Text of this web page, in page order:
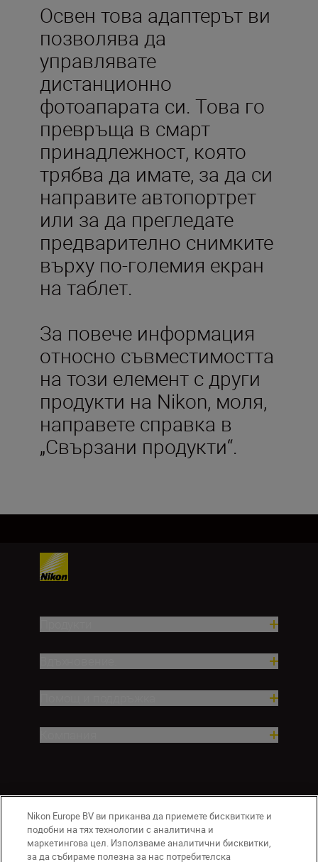
Освен това адаптерът ви
позволява да
управлявате
дистанционно
фотоапарата си. Това го
превръща в смарт
принадлежност, която
трябва да имате, за да си
направите автопортрет
или за да прегледате
предварително снимките
върху по-големия екран
на таблет.
За повече информация
относно съвместимостта
на този елемент с други
продукти на Nikon, моля,
направете справка в
„Свързани продукти“.
Nikon Europe BV ви приканва да приемете бисквитките и
подобни на тях технологии с аналитична и
маркетингова цел. Използваме аналитични бисквитки,
за да събираме полезна за нас потребителска